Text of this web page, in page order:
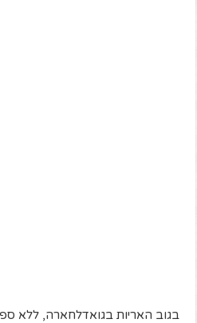
בגוב האריות בגואדלחארה, ללא